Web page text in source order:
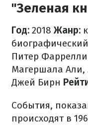
"Зеленая
Год: 2018 Жанр:
биографический
Питер Фаррелли
Магершала
Джей Бирн
События,
происходят в